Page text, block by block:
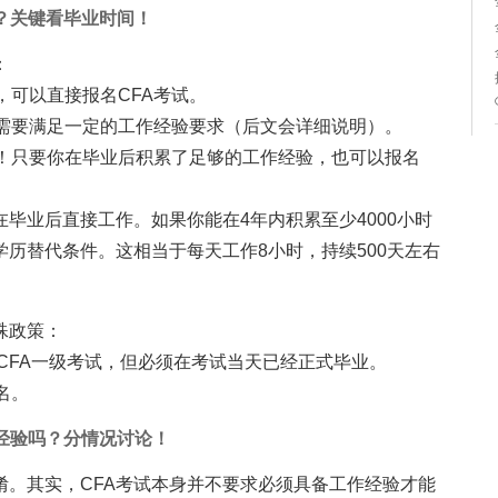
键看毕业时间！
可以直接报名CFA考试。
要满足一定的工作经验要求（后文会详细说明）。
只要你在毕业后积累了足够的工作经验，也可以报名
业后直接工作。如果你能在4年内积累至少4000小时
替代条件。这相当于每天工作8小时，持续500天左右
策：
一级考试，但必须在考试当天已经正式毕业。
吗？分情况讨论！
其实，CFA考试本身并不要求必须具备工作经验才能